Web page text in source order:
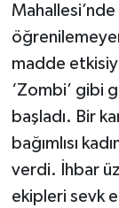
madde
‘Zombi’ gibi
başladı. Bir
bağımlısı
verdi. İhbar
ekipleri sevk
Sungurlu
Sağlık